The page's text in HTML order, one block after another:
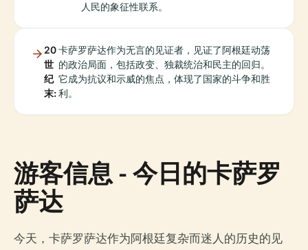
人民的象征性联系。
20
世
纪
末:
卡萨罗萨达作为无言的见证者，见证了阿根廷动荡
的政治局面，包括政变、独裁统治和民主的回归。
它成为抗议和示威的焦点，体现了国家的斗争和胜
利。
游客信息 - 今日的卡萨罗
萨达
今天，卡萨罗萨达作为阿根廷复杂而迷人的历史的见